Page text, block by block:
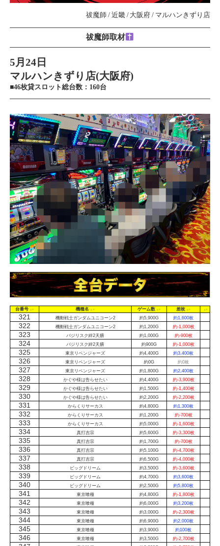
祓魔師 近畿 大阪府 マルハンきずり店
祓魔師取材
5月24日
マルハンきずり店(大阪府)
■46枚貸スロット総台数：160台
台番号 機種名 ゲーム数 差枚
321 機動戦士ガンダムユニコーン2 約5,900G 約1,600枚
322 機動戦士ガンダムユニコーン2 約1,200G 約-1,000枚
323 バジリスク絆2天膳 約1,000G 約-900枚
324 バジリスク絆2天膳 約900G 約-1,000枚
325 東京リベンジャーズ 約4,400G 約3,400枚
326 東京リベンジャーズ 約0G 約0枚
327 東京リベンジャーズ 約1,800G 約2,400枚
328 かぐや様は告らせたい 約4,400G 約-3,900枚
329 かぐや様は告らせたい 約1,500G 約-1,400枚
330 かぐや様は告らせたい 約2,200G 約-2,200枚
331 からくりサーカス 約4,800G 約1,300枚
332 からくりサーカス 約1,200G 約-700枚
333 からくりサーカス 約5,000G 約-1,600枚
334 真打吉宗 約5,600G 約-3,300枚
335 真打吉宗 約1,700G 約-700枚
336 真打吉宗 約5,100G 約-4,700枚
337 真打吉宗 約6,500G 約-4,000枚
338 ビッグドリーム 約3,500G 約-3,600枚
339 ビッグドリーム 約4,700G 約3,600枚
340 ビッグドリーム 約2,500G 約5,800枚
341 東京喰種 約4,800G 約-1,800枚
342 東京喰種 約6,000G 約3,200枚
343 東京喰種 約3,000G 約-2,300枚
344 東京喰種 約6,900G 約2,000枚
345 東京喰種 約3,900G 約100枚
346 東京喰種 約3,500G 約-2,700枚